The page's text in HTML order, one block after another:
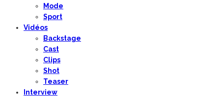
Mode
Sport
Vidéos
Backstage
Cast
Clips
Shot
Teaser
Interview